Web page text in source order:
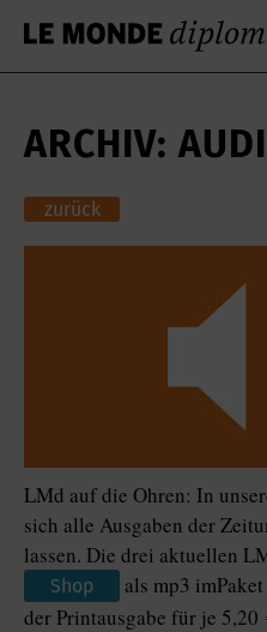
ARCHIV:
zurück
LMd auf die Ohren: In
sich alle Ausgaben der
lassen. Die drei aktuellen
Shop als mp3
der Printausgabe für je